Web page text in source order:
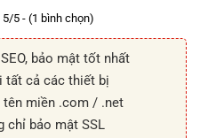
5/5 - (1 bình chọn)
bảo mật tốt nhất
tất cả các thiết bị
miền .com / .net
chỉ bảo mật SSL